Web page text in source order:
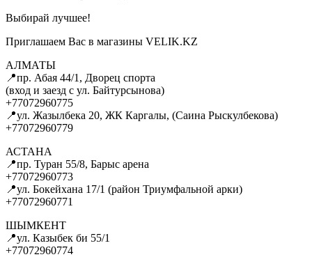
Выбирай лучшее!
Приглашаем Вас в магазины VELIK.KZ
АЛМАТЫ
📍пр. Абая 44/1, Дворец спорта
(вход и заезд с ул. Байтурсынова)
+77072960775
📍ул. Жазылбека 20, ЖК Каргалы, (Саина Рыскулбекова)
+77072960779
АСТАНА
📍пр. Туран 55/8, Барыс арена
+77072960773
📍ул. Бокейхана 17/1 (район Триумфальной арки)
+77072960771
ШЫМКЕНТ
📍ул. Казыбек би 55/1
+77072960774